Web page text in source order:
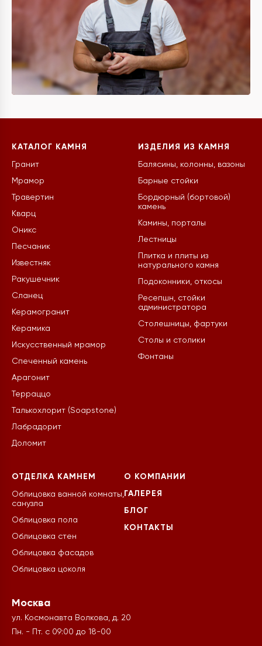
КАТАЛОГ КАМНЯ
Гранит
Мрамор
Травертин
Кварц
Оникс
Песчаник
Известняк
Ракушечник
Сланец
Керамогранит
Керамика
Искусственный мрамор
Спеченный камень
Арагонит
Терраццо
Талькохлорит (Soapstone)
Лабрадорит
Доломит
ИЗДЕЛИЯ ИЗ КАМНЯ
Балясины, колонны, вазоны
Барные стойки
Бордюрный (бортовой)
камень
Камины, порталы
Лестницы
Плитка и плиты из
натурального камня
Подоконники, откосы
Ресепшн, стойки
администратора
Столешницы, фартуки
Столы и столики
Фонтаны
ОТДЕЛКА КАМНЕМ
Облицовка ванной комнаты,
санузла
Облицовка пола
Облицовка стен
Облицовка фасадов
Облицовка цоколя
О КОМПАНИИ
ГАЛЕРЕЯ
БЛОГ
КОНТАКТЫ
Москва
ул. Космонавта Волкова, д. 20
Пн. - Пт. с 09:00 до 18-00